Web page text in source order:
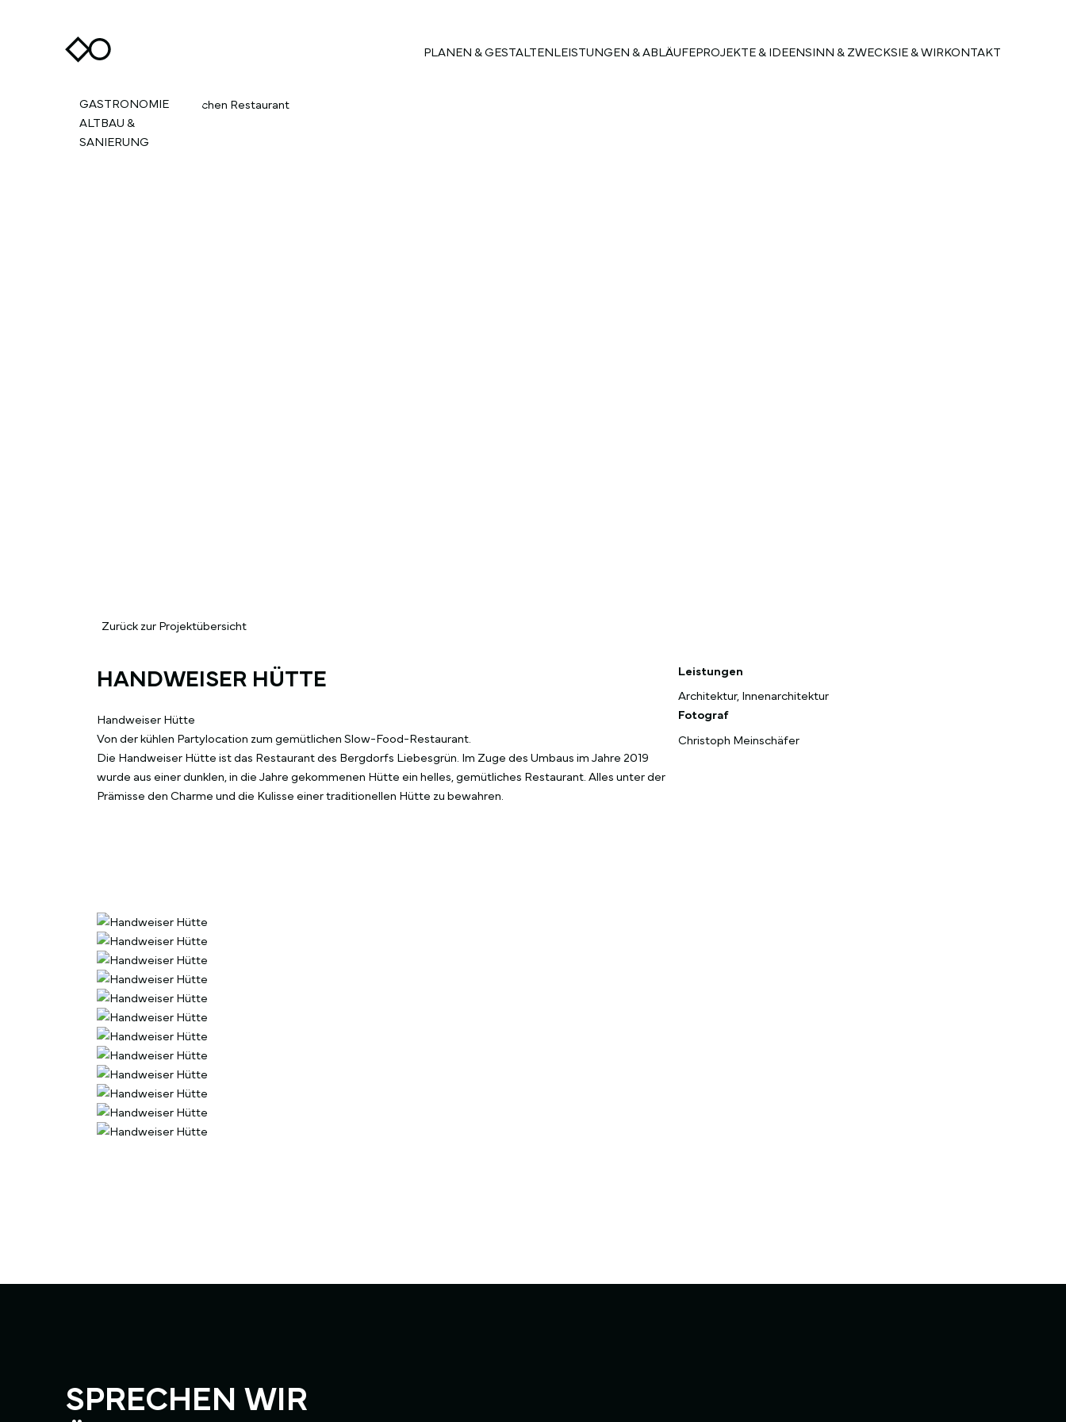
PLANEN & GESTALTENLEISTUNGEN & ABLÄUFEPROJEKTE & IDEENSINN & ZWECKSIE & WIRKONTAKT
GASTRONOMIE
ALTBAU &
SANIERUNG
Zurück zur Projektübersicht
HANDWEISER HÜTTE
Handweiser Hütte
Von der kühlen Partylocation zum gemütlichen Slow-Food-Restaurant.
Die Handweiser Hütte ist das Restaurant des Bergdorfs Liebesgrün. Im Zuge des Umbaus im Jahre 2019
wurde aus einer dunklen, in die Jahre gekommenen Hütte ein helles, gemütliches Restaurant. Alles unter der
Prämisse den Charme und die Kulisse einer traditionellen Hütte zu bewahren.
Leistungen
Architektur, Innenarchitektur
Fotograf
Christoph Meinschäfer
SPRECHEN WIR